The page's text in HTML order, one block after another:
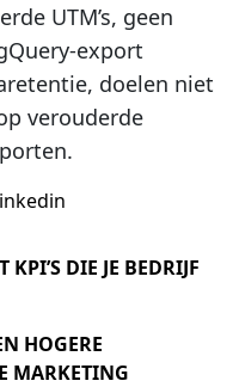
UTM’s, geen
export
doelen niet
verouderde
KPI’S DIE JE BEDRIJF
HOGERE
MARKETING